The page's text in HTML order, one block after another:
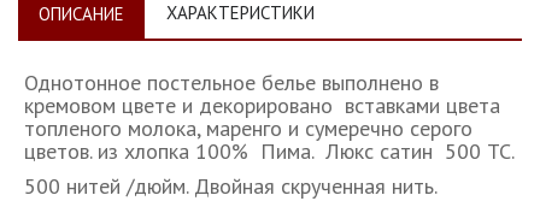
ОПИСАНИЕ ХАРАКТЕРИСТИКИ
Однотонное постельное белье выполнено в
кремовом цвете и декорировано вставками цвета
топленого молока, маренго и сумеречно серого
цветов. из хлопка 100% Пима. Люкс сатин 500 ТС.
500 нитей /дюйм. Двойная скрученная нить.